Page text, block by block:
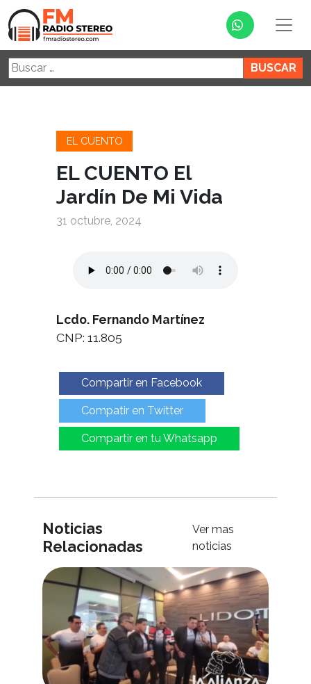
Buscar:
EL CUENTO
EL CUENTO El
Jardín De Mi Vida
31 octubre, 2024
Lcdo. Fernando Martínez
CNP: 11.805
Compartir en Facebook
Compatir en Twitter
Compartir en tu Whatsapp
Noticias
Relacionadas
Ver mas
noticias